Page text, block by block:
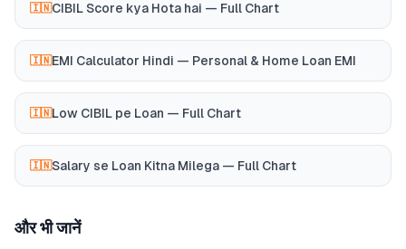
🇮🇳CIBIL Score kya Hota hai — Full Chart
🇮🇳EMI Calculator Hindi — Personal & Home Loan EMI
🇮🇳Low CIBIL pe Loan — Full Chart
🇮🇳Salary se Loan Kitna Milega — Full Chart
और भी जानें